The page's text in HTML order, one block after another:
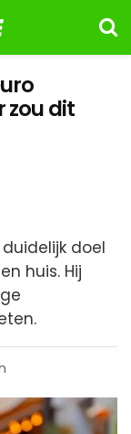
zou dit
doel
huis. Hij